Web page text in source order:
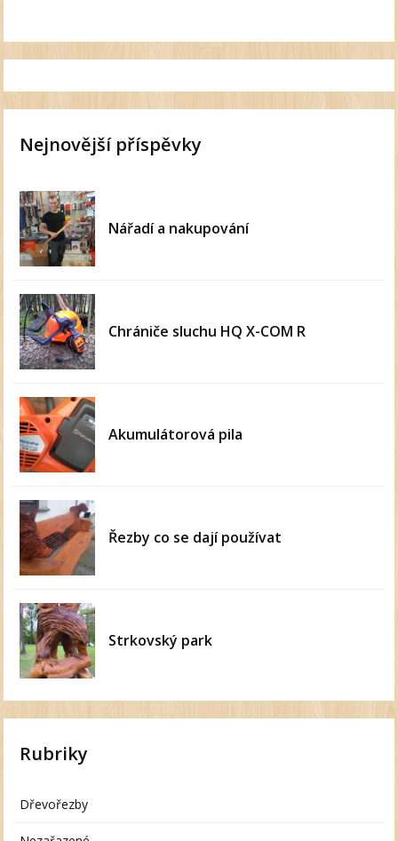
Nejnovější příspěvky
Nářadí a nakupování
Chrániče sluchu HQ X-COM R
Akumulátorová pila
Řezby co se dají používat
Strkovský park
Rubriky
Dřevořezby